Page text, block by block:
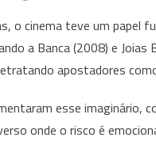
de
o cinema teve um papel
a Banca (2008) e
apostadores
esse imaginário,
onde o risco é